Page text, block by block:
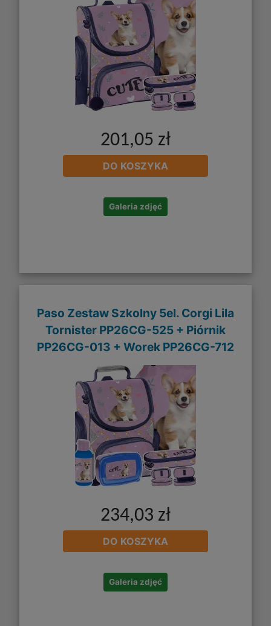
201,05 zł
DO KOSZYKA
Galeria zdjęć
Paso Zestaw Szkolny 5el. Corgi Lila
Tornister PP26CG-525 + Piórnik
PP26CG-013 + Worek PP26CG-712
234,03 zł
DO KOSZYKA
Galeria zdjęć